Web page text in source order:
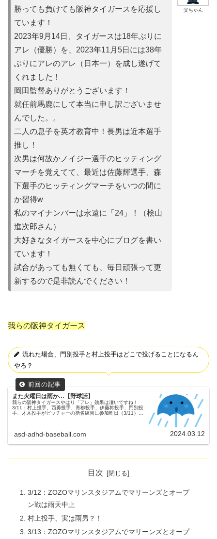
父ちゃん
勝っても負けても阪神タイガースを応援し
ています！
2023年9月14日、タイガースは18年ぶりに
アレ（優勝）を 、2023年11月5日には38年
ぶりにアレのアレ（日本一）を成し遂げて
くれました！
岡田監督ありがとうございます！
就任前馬鹿にして本当に申し訳ございませ
んでした。。
二人の息子を英才教育中！長男は近本選手
推し！
次男は何故かノイ ジー選手のヒッティング
マーチを覚えてて、最近は佐藤輝選手、森
下選手のヒッティングマーチをいつの間に
か習得w
私のマイナンバーは永遠に「24」！（桧山
進次郎さん）
大好きなタイガースを中心にブログを書い
ています！
試合があって も無くても、毎日頑張って更
新するので是非読んでください！
我らの阪神タイガース
流れた場合、門別投手と村上投手はどこで投げることになるん
やろ？
また火曜日は雨か…【野球話】
我らの阪神タイガースやはり「アレ」効果は凄いですね！
3/11：村上投手、西勇投手、青柳投手、伊藤将投手、門別投
手、才木投手がピッチャーの指名練習に参加昨日（3/11）
asd-adhd-baseball.com 2024.03.12
目次
3/12：ZOZOマリンスタジアムでマリーンズとオープ
ン戦は雨天中止
村上投手、実は雨男？！
3/13：ZOZOマリンスタジアムでマリーンズとオープ